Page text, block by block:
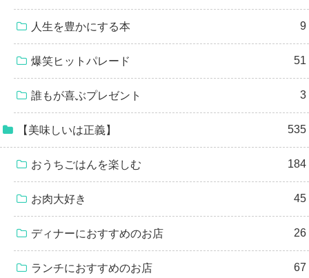
人生を豊かにする本 9
爆笑ヒットパレード 51
誰もが喜ぶプレゼント 3
【美味しいは正義】 535
おうちごはんを楽しむ 184
お肉大好き 45
ディナーにおすすめのお店 26
ランチにおすすめのお店 67